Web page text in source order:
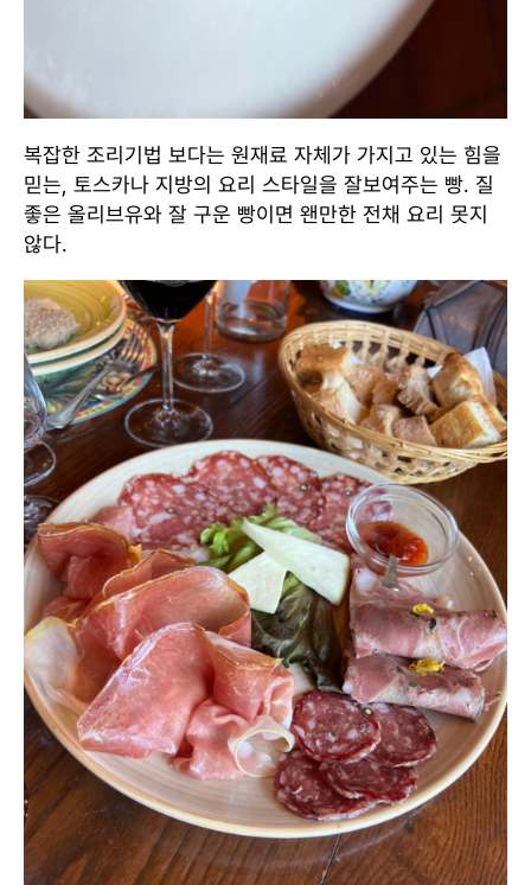
복잡한 조리기법 보다는 원재료 자체가 가지고 있는 힘을
믿는, 토스카나 지방의 요리 스타일을 잘보여주는 빵. 질
좋은 올리브유와 잘 구운 빵이면 왠만한 전채 요리 못지
않다.